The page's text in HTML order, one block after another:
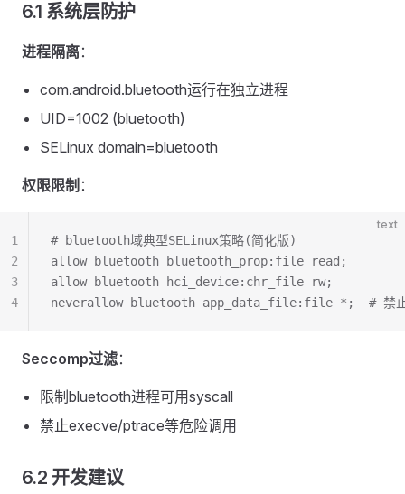
6.1 系统层防护
进程隔离：
com.android.bluetooth运行在独立进程
UID=1002 (bluetooth)
SELinux domain=bluetooth
权限限制 ：
text
# bluetooth域典型SELinux策略(简化版)
allow bluetooth bluetooth_prop:file read;
allow bluetooth hci_device:chr_file rw;
neverallow bluetooth app_data_file:file *;  # 禁止
1
2
3
4
Seccomp过滤：
限制bluetooth进程可用syscall
禁止execve/ptrace等危险调用
6.2 开发建议